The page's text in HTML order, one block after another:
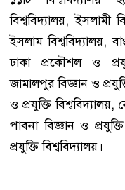
বিশ্ববিদ্যালয়,
ইসলাম বিশ্ববিদ্যালয়,
ঢাকা প্রকৌশল ও
জামালপুর বিজ্ঞান ও
ও প্রযুক্তি বিশ্ববিদ্যালয়,
পাবনা বিজ্ঞান ও
প্রযুক্তি বিশ্ববিদ্যালয়।